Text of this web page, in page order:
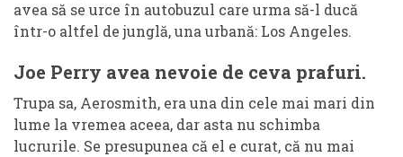
avea să se urce în autobuzul care urma să-l ducă
într-o altfel de junglă, una urbană: Los Angeles.
Joe Perry avea nevoie de ceva prafuri.
Trupa sa, Aerosmith, era una din cele mai mari din
lume la vremea aceea, dar asta nu schimba
lucrurile. Se presupunea că el e curat, că nu mai